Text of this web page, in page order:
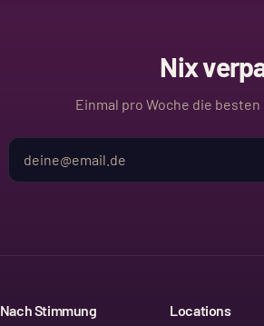
Nix
Einmal pro Woche die
Nach Stimmung Locations